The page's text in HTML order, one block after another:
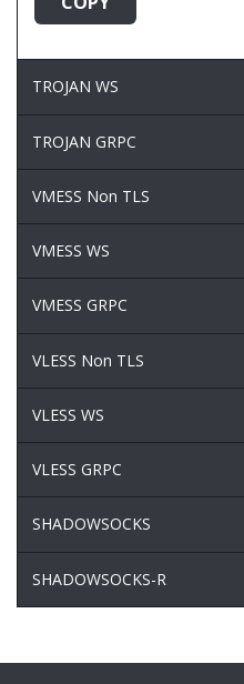
TROJAN WS
TROJAN GRPC
VMESS Non TLS
VMESS WS
VMESS GRPC
VLESS Non TLS
VLESS WS
VLESS GRPC
SHADOWSOCKS
SHADOWSOCKS-R